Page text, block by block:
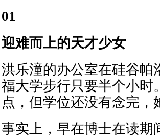
01
迎难而上的天才少女
洪乐潼的办公室在硅谷帕
福大学步行只要半个小时
点，但学位还没有念完，
事实上，早在博士在读期